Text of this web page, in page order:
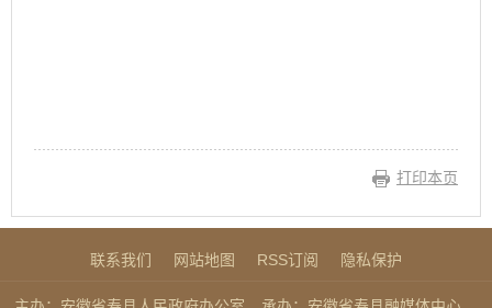
打印本页
联系我们 网站地图 RSS订阅 隐私保护